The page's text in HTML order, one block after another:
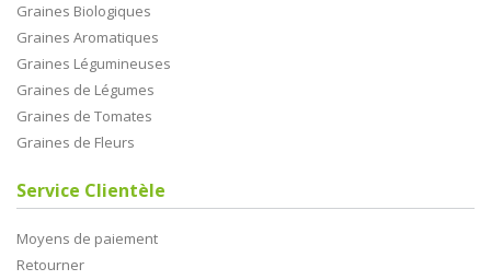
Graines Biologiques
Graines Aromatiques
Graines Légumineuses
Graines de Légumes
Graines de Tomates
Graines de Fleurs
Service Clientèle
Moyens de paiement
Retourner